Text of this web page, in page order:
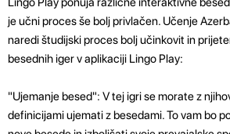
je učni proces še bolj privlačen. Učenje
naredi študijski proces bolj učinkovit in
besednih iger v aplikaciji Lingo Play:
"Ujemanje besed": V tej igri se morate z
definicijami ujemati z besedami. To vam bo